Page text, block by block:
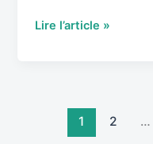
Lire l’article »
1 2 …